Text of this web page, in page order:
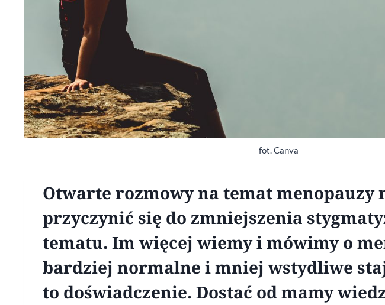
fot. Canva
Otwarte rozmowy na temat menopauzy
przyczynić się do zmniejszenia
tematu. Im więcej wiemy i mówimy o
bardziej normalne i mniej wstydliwe
to doświadczenie. Dostać od mamy